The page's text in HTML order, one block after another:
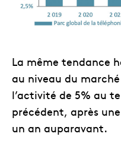
La même tendance
au niveau du
l’activité de 5% au
précédent, après
un an auparavant.